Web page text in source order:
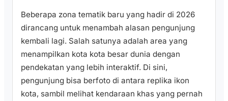
Beberapa zona tematik baru yang hadir di 2026
dirancang untuk menambah alasan pengunjung
kembali lagi. Salah satunya adalah area yang
menampilkan kota kota besar dunia dengan
pendekatan yang lebih interaktif. Di sini,
pengunjung bisa berfoto di antara replika ikon
kota, sambil melihat kendaraan khas yang pernah